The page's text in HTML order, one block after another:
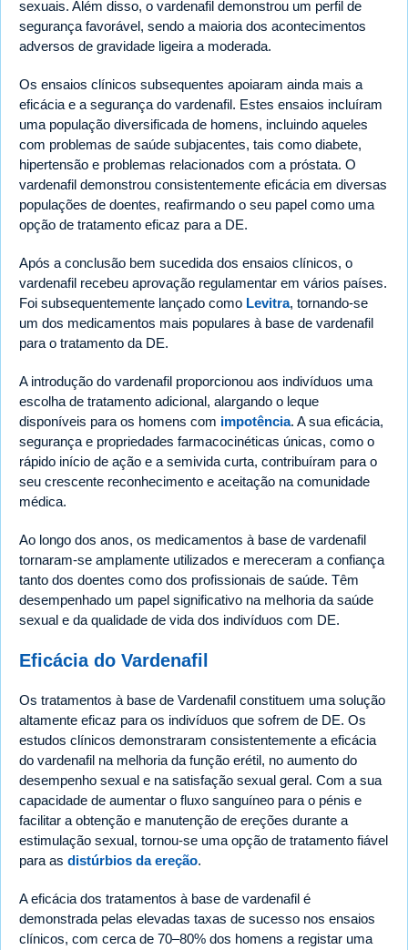
sexuais. Além disso, o vardenafil demonstrou um perfil de
segurança favorável, sendo a maioria dos acontecimentos
adversos de gravidade ligeira a moderada.
Os ensaios clínicos subsequentes apoiaram ainda mais a
eficácia e a segurança do vardenafil. Estes ensaios incluíram
uma população diversificada de homens, incluindo aqueles
com problemas de saúde subjacentes, tais como diabete,
hipertensão e problemas relacionados com a próstata. O
vardenafil demonstrou consistentemente eficácia em diversas
populações de doentes, reafirmando o seu papel como uma
opção de tratamento eficaz para a DE.
Após a conclusão bem sucedida dos ensaios clínicos, o
vardenafil recebeu aprovação regulamentar em vários países.
Foi subsequentemente lançado como Levitra, tornando-se
um dos medicamentos mais populares à base de vardenafil
para o tratamento da DE.
A introdução do vardenafil proporcionou aos indivíduos uma
escolha de tratamento adicional, alargando o leque
disponíveis para os homens com impotência. A sua eficácia,
segurança e propriedades farmacocinéticas únicas, como o
rápido início de ação e a semivida curta, contribuíram para o
seu crescente reconhecimento e aceitação na comunidade
médica.
Ao longo dos anos, os medicamentos à base de vardenafil
tornaram-se amplamente utilizados e mereceram a confiança
tanto dos doentes como dos profissionais de saúde. Têm
desempenhado um papel significativo na melhoria da saúde
sexual e da qualidade de vida dos indivíduos com DE.
Eficácia do Vardenafil
Os tratamentos à base de Vardenafil constituem uma solução
altamente eficaz para os indivíduos que sofrem de DE. Os
estudos clínicos demonstraram consistentemente a eficácia
do vardenafil na melhoria da função erétil, no aumento do
desempenho sexual e na satisfação sexual geral. Com a sua
capacidade de aumentar o fluxo sanguíneo para o pénis e
facilitar a obtenção e manutenção de ereções durante a
estimulação sexual, tornou-se uma opção de tratamento fiável
para as distúrbios da ereção.
A eficácia dos tratamentos à base de vardenafil é
demonstrada pelas elevadas taxas de sucesso nos ensaios
clínicos, com cerca de 70–80% dos homens a registar uma